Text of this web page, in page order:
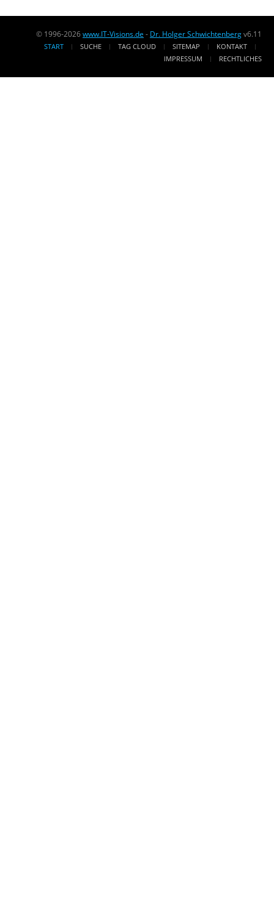
© 1996-2026www.IT-Visions.de - Dr. Holger Schwichtenbergv6.11
START SUCHE TAG CLOUD SITEMAP
KONTAKT
IMPRESSUM
RECHTLICHES